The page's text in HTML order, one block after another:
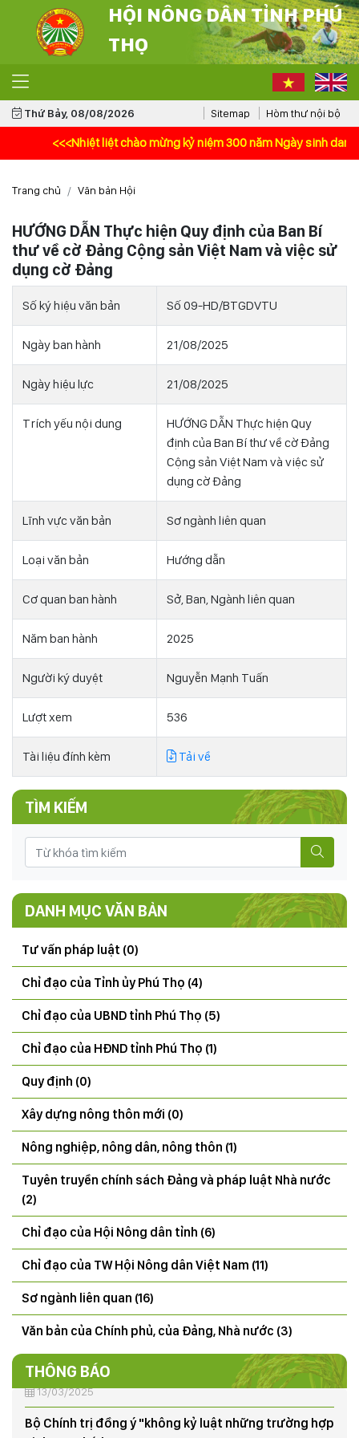
HỘI NÔNG DÂN TỈNH PHÚ
THỌ
Thứ Bảy, 08/08/2026 Sitemap Hòm thư nội bộ
<<<Nhiệt liệt chào mừng kỷ niệm 300 năm Ngày sinh danh
Trang chủ Văn bản Hội
HƯỚNG DẪN Thực hiện Quy định của Ban Bí
thư về cờ Đảng Cộng sản Việt Nam và việc sử
dụng cờ Đảng
Số ký hiệu văn bản Số 09-HD/BTGDVTU
Ngày ban hành 21/08/2025
Ngày hiệu lực 21/08/2025
Trích yếu nội dung
HƯỚNG DẪN Thực hiện Quy
định của Ban Bí thư về cờ Đảng
Cộng sản Việt Nam và việc sử
dụng cờ Đảng
Lĩnh vực văn bản Sơ ngành liên quan
Loại văn bản Hướng dẫn
Cơ quan ban hành Sở, Ban, Ngành liên quan
Năm ban hành 2025
Người ký duyệt Nguyễn Mạnh Tuấn
Lượt xem 536
Tài liệu đính kèm Tải về
TÌM KIẾM
DANH MỤC VĂN BẢN
Tư vấn pháp luật (0)
Chỉ đạo của Tỉnh ủy Phú Thọ (4)
Chỉ đạo của UBND tỉnh Phú Thọ (5)
Chỉ đạo của HĐND tỉnh Phú Thọ (1)
Quy định (0)
Xây dựng nông thôn mới (0)
Nông nghiệp, nông dân, nông thôn (1)
Tuyên truyền chính sách Đảng và pháp luật Nhà nước
(2)
Chỉ đạo của Hội Nông dân tỉnh (6)
Chỉ đạo của TW Hội Nông dân Việt Nam (11)
Sơ ngành liên quan (16)
Văn bản của Chính phủ, của Đảng, Nhà nước (3)
THÔNG BÁO
THÔNG BÁO Kết quả tổng điều tra tình hình sinh vật
gây hại (SVGH) đầu vụ, dự báo SVGH trên cây lúa vụ
Mùa 2026
22/07/2026
CÔNG ĐIỆN V/v đảm bảo an toàn hạ du khi xả lũ hồ
thủy điện Hòa Bình
18/07/2025
50 năm ngày giải phóng miền Nam, thống nhất đất
nước (30/4/1975-30/4/2025)
13/03/2025
Bộ Chính trị đồng ý "không kỷ luật những trường hợp
sinh con thứ ba"